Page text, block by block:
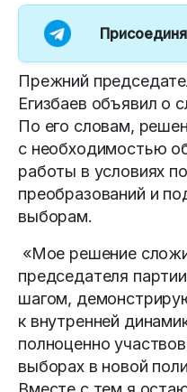
Прежний
Егизбаев объявил о
По его словам,
с необходимостью
работы в условиях
преобразований и
выборам.
«Мое решение
председателя
шагом,
к внутренней
полноценно
выборах в новой